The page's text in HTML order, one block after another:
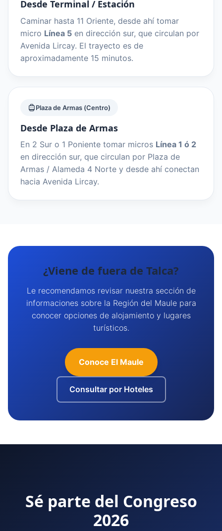
Desde Terminal / Estación
Caminar hasta 11 Oriente, desde ahí tomar
micro Línea 5 en dirección sur, que circulan por
Avenida Lircay. El trayecto es de
aproximadamente 15 minutos.
Plaza de Armas (Centro)
Desde Plaza de Armas
En 2 Sur o 1 Poniente tomar micros Línea 1 ó 2
en dirección sur, que circulan por Plaza de
Armas / Alameda 4 Norte y desde ahí conectan
hacia Avenida Lircay.
¿Viene de fuera de Talca?
Le recomendamos revisar nuestra sección de
informaciones sobre la Región del Maule para
conocer opciones de alojamiento y lugares
turísticos.
Conoce El Maule
Consultar por Hoteles
Sé parte del Congreso
2026